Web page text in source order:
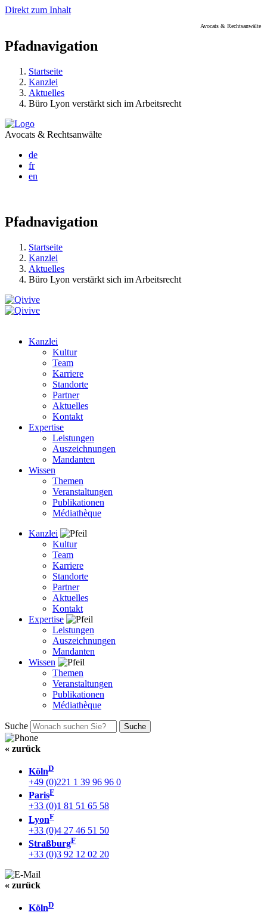
Direkt zum Inhalt
Avocats & Rechtsanwälte
Pfadnavigation
Startseite
Kanzlei
Aktuelles
Büro Lyon verstärkt sich im Arbeitsrecht
Avocats & Rechtsanwälte
de
fr
en
Pfadnavigation
Startseite
Kanzlei
Aktuelles
Büro Lyon verstärkt sich im Arbeitsrecht
Kanzlei
Kultur
Team
Karriere
Standorte
Partner
Aktuelles
Kontakt
Expertise
Leistungen
Auszeichnungen
Mandanten
Wissen
Themen
Veranstaltungen
Publikationen
Médiathèque
Kanzlei
Kultur
Team
Karriere
Standorte
Partner
Aktuelles
Kontakt
Expertise
Leistungen
Auszeichnungen
Mandanten
Wissen
Themen
Veranstaltungen
Publikationen
Médiathèque
Suche
« zurück
KölnD
+49 (0)221 1 39 96 96 0
ParisF
+33 (0)1 81 51 65 58
LyonF
+33 (0)4 27 46 51 50
StraßburgF
+33 (0)3 92 12 02 20
« zurück
KölnD